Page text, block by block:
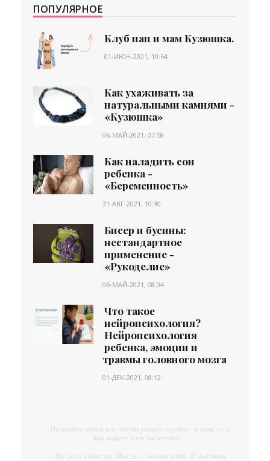
ПОПУЛЯРНОЕ
Клуб пап и мам Кузюшка.
01-ИЮН-2021, 10:54
Как ухаживать за
натуральными камнями -
«Кузюшка»
06-МАЙ-2021, 07:58
Как наладить сон
ребенка -
«Беременность»
31-АВГ-2021, 10:30
Бисер и бусины:
нестандартное
применение -
«Рукоделие»
06-МАЙ-2021, 08:04
Что такое
нейропсихология?
Нейропсихология
ребенка, эмоции и
травмы головного мозга
01-ДЕК-2021, 08:12
-- Начинайте делать все, что вы можете сделать – и даже то, о
чем можете хотя бы мечтать.
-- Все дело в мыслях. Мысль — начало всего. И мыслями